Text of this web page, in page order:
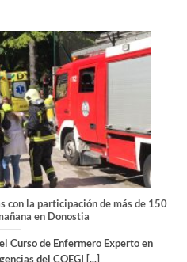
con la participación de más de 150
en Donostia
Curso de Enfermero Experto en
del COEGI [...]